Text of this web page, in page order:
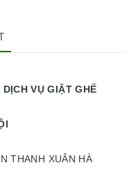
GHẾ
THANH XUÂN HÀ